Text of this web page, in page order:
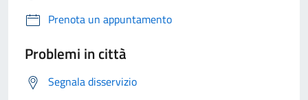
Prenota un appuntamento
Problemi in città
Segnala disservizio